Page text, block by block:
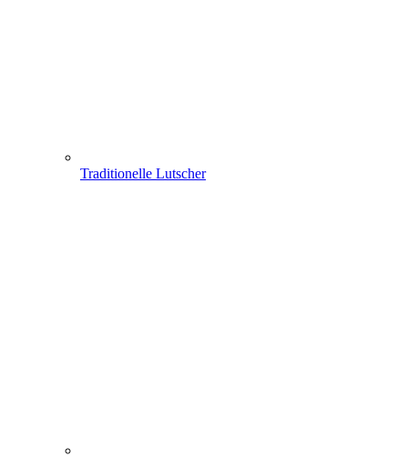
Traditionelle Lutscher